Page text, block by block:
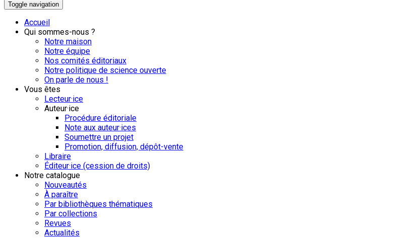
Toggle navigation
Accueil
Qui sommes-nous ?
Notre maison
Notre équipe
Nos comités éditoriaux
Notre politique de science ouverte
On parle de nous !
Vous êtes
Lecteur·ice
Auteur·ice
Procédure éditoriale
Note aux auteur·ices
Soumettre un projet
Promotion, diffusion, dépôt-vente
Libraire
Éditeur·ice (cession de droits)
Notre catalogue
Nouveautés
À paraître
Par bibliothèques thématiques
Par collections
Revues
Actualités